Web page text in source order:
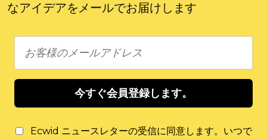
なアイデアをメールでお届けします
今すぐ会員登録します。
Ecwid ニュースレターの受信に同意します。いつで